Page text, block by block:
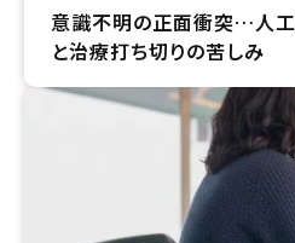
意識不明の正面衝突…人
と治療打ち切りの苦しみ